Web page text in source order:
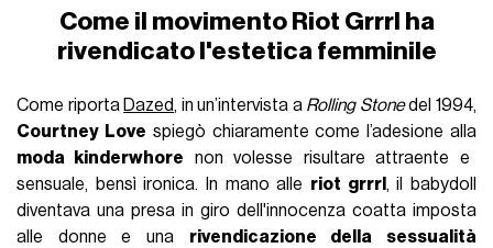
Come il movimento Riot Grrrl ha
rivendicato l'estetica femminile
Come riporta Dazed, in un’intervista a Rolling Stonedel 1994,
Courtney Love spiegò chiaramente come l’adesione alla
moda kinderwhore non volesse risultare attraente e
sensuale, bensì ironica.
In mano alle riot grrrl , il babydoll
diventava una presa in giro dell'innocenza coatta imposta
alle donne e una rivendicazione della sessualità